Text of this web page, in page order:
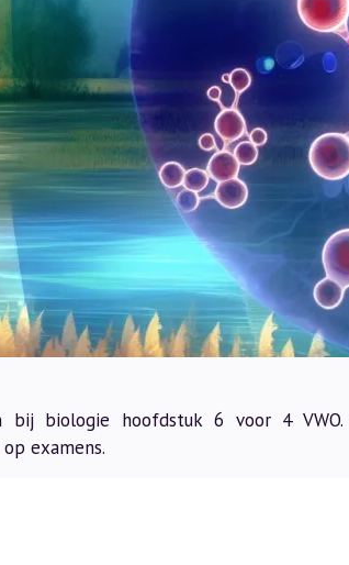
bij biologie hoofdstuk 6 voor 4
examens.